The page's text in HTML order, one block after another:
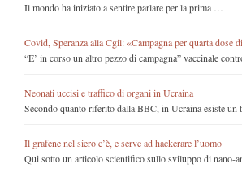
Il mondo ha iniziato a sentire parlare per la prima …
Covid, Speranza alla Cgil: «Campagna per quarta dose
“E’ in corso un altro pezzo di campagna” vaccinale
Neonati uccisi e traffico di organi in Ucraina
Secondo quanto riferito dalla BBC, in Ucraina esiste un
Il grafene nel siero c’è, e serve ad hackerare l’uomo
Qui sotto un articolo scientifico sullo sviluppo di nano-